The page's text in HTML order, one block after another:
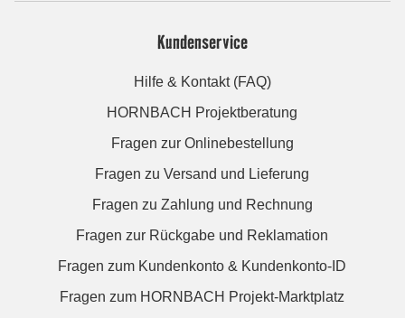
Kundenservice
Hilfe & Kontakt (FAQ)
HORNBACH Projektberatung
Fragen zur Onlinebestellung
Fragen zu Versand und Lieferung
Fragen zu Zahlung und Rechnung
Fragen zur Rückgabe und Reklamation
Fragen zum Kundenkonto & Kundenkonto-ID
Fragen zum HORNBACH Projekt-Marktplatz